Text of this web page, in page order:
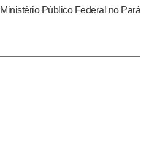
Ministério Público Federal no Pará